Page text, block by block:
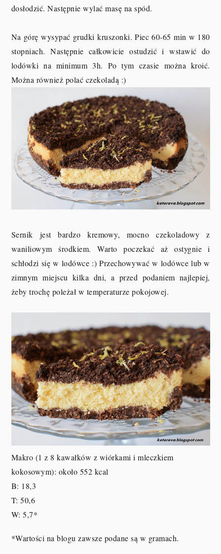
dosłodzić. Następnie wylać masę na spód.
Na górę wysypać grudki kruszonki. Piec 60-65 min w 180
stopniach. Następnie całkowicie ostudzić i wstawić do
lodówki na minimum 3h. Po tym czasie można kroić.
Można również polać czekoladą :)
Sernik jest bardzo kremowy, mocno czekoladowy z
waniliowym środkiem. Warto poczekać aż ostygnie i
schłodzi się w lodówce :) Przechowywać w lodówce lub w
zimnym miejscu kilka dni, a przed podaniem najlepiej,
żeby trochę poleżał w temperaturze pokojowej.
Makro (1 z 8 kawałków z wiórkami i mleczkiem
kokosowym): około 552 kcal
B: 18,3
T: 50,6
W: 5,7*
*Wartości na blogu zawsze podane są w gramach.